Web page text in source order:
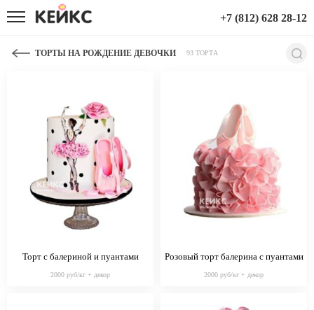
+7 (812) 628 28-12
ТОРТЫ НА РОЖДЕНИЕ ДЕВОЧКИ 93 ТОРТА
Торт с балериной и пуантами
2000 руб/кг + декор
Розовый торт балерина с пуантами
2000 руб/кг + декор